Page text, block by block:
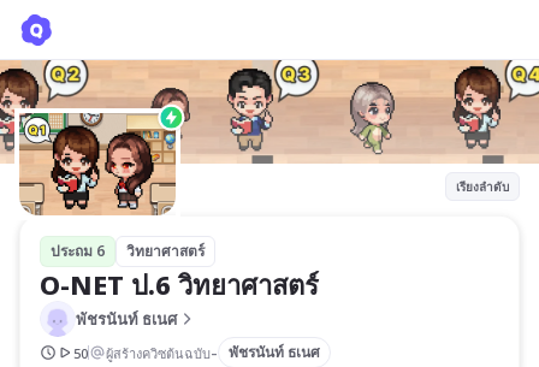
เรียงลำดับ
ประถม 6 วิทยาศาสตร์
O-NET ป.6 วิทยาศาสตร์
พัชรนันท์ ธเนศ
50 ผู้สร้างควิซต้นฉบับ- พัชรนันท์ ธเนศ